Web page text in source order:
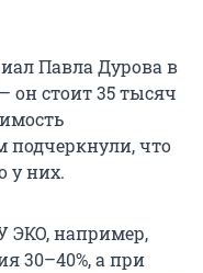
Павла Дурова в
он стоит 35 тысяч
подчеркнули, что
у них.
ЭКО, например,
30–40%, а при